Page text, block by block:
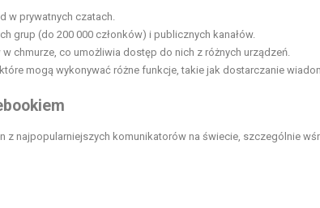
w prywatnych czatach.
grup (do 200 000 członków) i publicznych kanałów.
chmurze, co umożliwia dostęp do nich z różnych urządzeń.
mogą wykonywać różne funkcje, takie jak dostarczanie
z najpopularniejszych komunikatorów na świecie, szczególnie